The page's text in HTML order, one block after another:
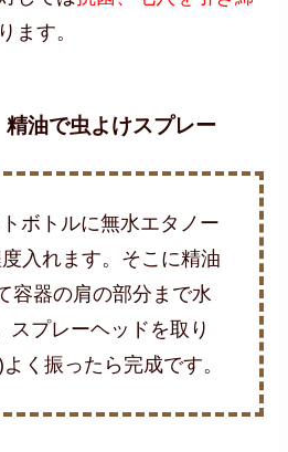
ます。
油で虫よけスプレー
ボトルに無水エタノー
入れます。そこに精油
容器の肩の部分まで水
スプレーヘッドを取り
く振ったら完成です。